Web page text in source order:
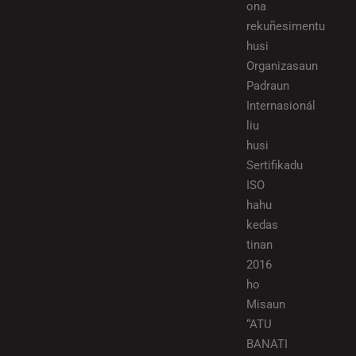
ona
rekuñesimentu
husi
Organizasaun
Padraun
Internasionál
liu
husi
Sertifikadu
ISO
hahu
kedas
tinan
2016
ho
Misaun
“ATU
BANATI